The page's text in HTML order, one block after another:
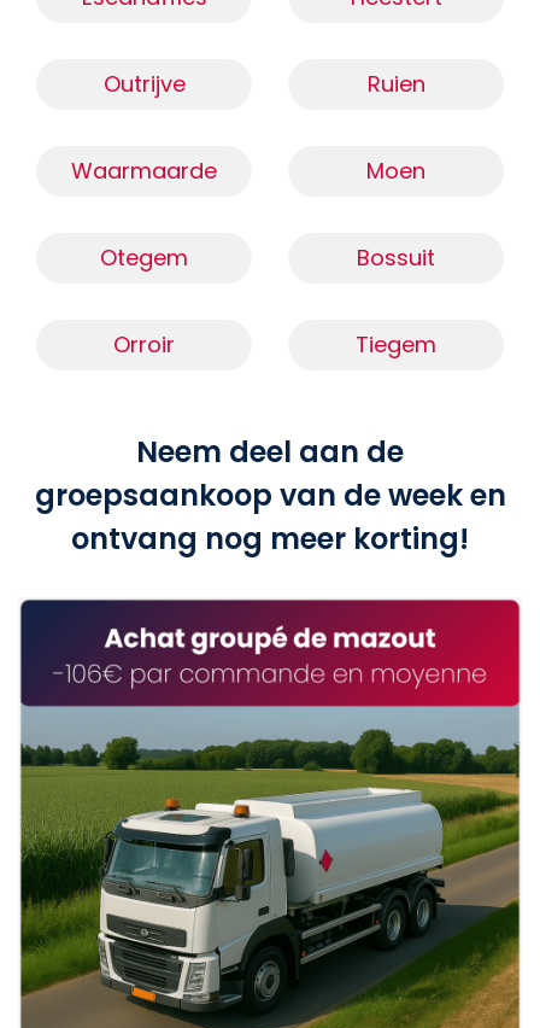
Outrijve Ruien
Waarmaarde Moen
Otegem Bossuit
Orroir Tiegem
Neem deel aan de
groepsaankoop van de week en
ontvang nog meer korting!